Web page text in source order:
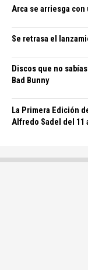
Arca se arriesga
Se retrasa el
Discos que no
Bad Bunny
La Primera Edición
Alfredo Sadel del 11